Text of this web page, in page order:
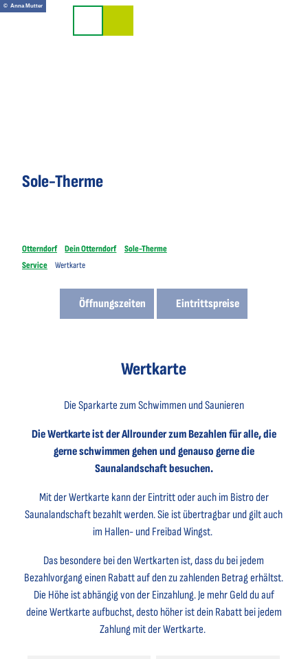
Z© Anna Mutter
Sole-Therme
Otterndorf Dein Otterndorf
Sole-Therme
Service
Wertkarte
Öffnungszeiten Eintrittspreise
Wertkarte
Die Sparkarte zum Schwimmen und Saunieren
Die Wertkarte ist der Allrounder zum Bezahlen für alle, die
gerne schwimmen gehen und genauso gerne die
Saunalandschaft besuchen.
Mit der Wertkarte kann der Eintritt oder auch im Bistro der
Saunalandschaft bezahlt werden. Sie ist übertragbar und gilt auch
im Hallen- und Freibad Wingst.
Das besondere bei den Wertkarten ist, dass du bei jedem
Bezahlvorgang einen Rabatt auf den zu zahlenden Betrag erhältst.
Die Höhe ist abhängig von der Einzahlung. Je mehr Geld du auf
deine Wertkarte aufbuchst, desto höher ist dein Rabatt bei jedem
Zahlung mit der Wertkarte.